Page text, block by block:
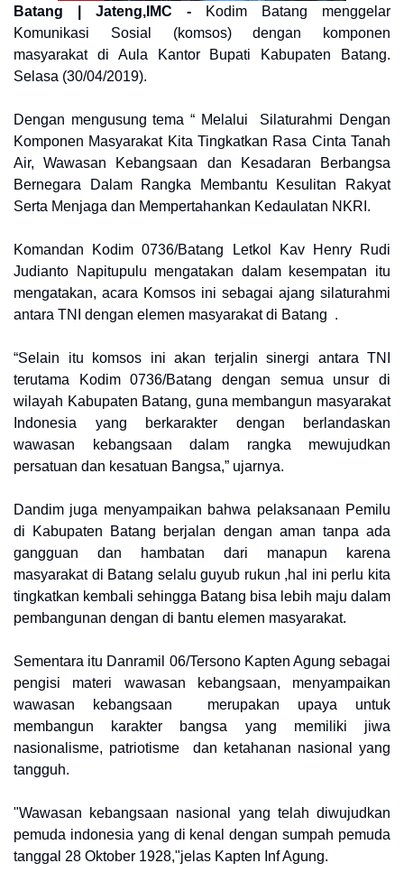
Batang | Jateng,IMC - Kodim Batang menggelar
Komunikasi Sosial (komsos) dengan komponen
masyarakat di Aula Kantor Bupati Kabupaten Batang.
Selasa (30/04/2019).
Dengan mengusung tema “ Melalui Silaturahmi Dengan
Komponen Masyarakat Kita Tingkatkan Rasa Cinta Tanah
Air, Wawasan Kebangsaan dan Kesadaran Berbangsa
Bernegara Dalam Rangka Membantu Kesulitan Rakyat
Serta Menjaga dan Mempertahankan Kedaulatan NKRI.
Komandan Kodim 0736/Batang Letkol Kav Henry Rudi
Judianto Napitupulu mengatakan dalam kesempatan itu
mengatakan, acara Komsos ini sebagai ajang silaturahmi
antara TNI dengan elemen masyarakat di Batang .
“Selain itu komsos ini akan terjalin sinergi antara TNI
terutama Kodim 0736/Batang dengan semua unsur di
wilayah Kabupaten Batang, guna membangun masyarakat
Indonesia yang berkarakter dengan berlandaskan
wawasan kebangsaan dalam rangka mewujudkan
persatuan dan kesatuan Bangsa,” ujarnya.
Dandim juga menyampaikan bahwa pelaksanaan Pemilu
di Kabupaten Batang berjalan dengan aman tanpa ada
gangguan dan hambatan dari manapun karena
masyarakat di Batang selalu guyub rukun ,hal ini perlu kita
tingkatkan kembali sehingga Batang bisa lebih maju dalam
pembangunan dengan di bantu elemen masyarakat.
Sementara itu Danramil 06/Tersono Kapten Agung sebagai
pengisi materi wawasan kebangsaan, menyampaikan
wawasan kebangsaan merupakan upaya untuk
membangun karakter bangsa yang memiliki jiwa
nasionalisme, patriotisme dan ketahanan nasional yang
tangguh.
"Wawasan kebangsaan nasional yang telah diwujudkan
pemuda indonesia yang di kenal dengan sumpah pemuda
tanggal 28 Oktober 1928,"jelas Kapten Inf Agung.